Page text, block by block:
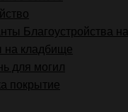
Благоустройства
на кладбище
для могил
покрытие